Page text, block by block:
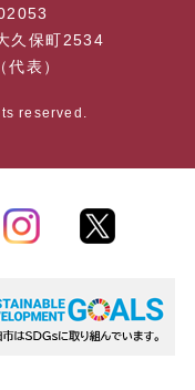
久保町2534
表）
reserved.